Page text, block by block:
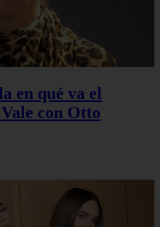
en qué va el
con Otto